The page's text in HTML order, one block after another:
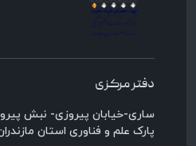
دفتر مرکزی
پارک علم و فناوری استان